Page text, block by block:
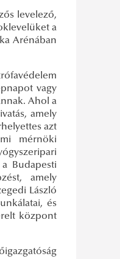
levelező,
a
Arénában
vagy
Ahol a
amely
azt
mérnöki
Budapesti
amely
László
és
központ